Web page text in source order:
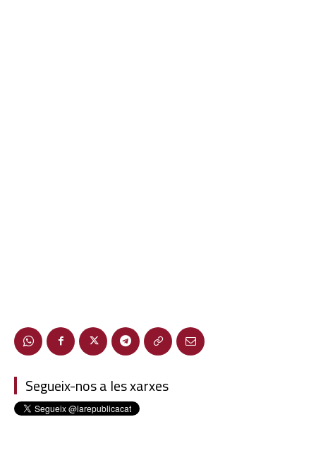
Segueix-nos a les xarxes